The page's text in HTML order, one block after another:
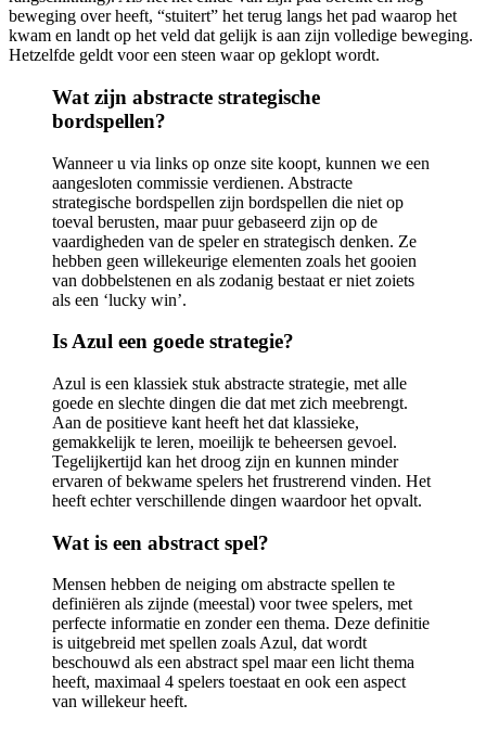
beweging over heeft, “stuitert” het terug langs het pad waarop het
kwam en landt op het veld dat gelijk is aan zijn volledige beweging.
Hetzelfde geldt voor een steen waar op geklopt wordt.
Wat zijn abstracte strategische
bordspellen?
Wanneer u via links op onze site koopt, kunnen we een
aangesloten commissie verdienen. Abstracte
strategische bordspellen zijn bordspellen die niet op
toeval berusten, maar puur gebaseerd zijn op de
vaardigheden van de speler en strategisch denken. Ze
hebben geen willekeurige elementen zoals het gooien
van dobbelstenen en als zodanig bestaat er niet zoiets
als een ‘lucky win’.
Is Azul een goede strategie?
Azul is een klassiek stuk abstracte strategie, met alle
goede en slechte dingen die dat met zich meebrengt.
Aan de positieve kant heeft het dat klassieke,
gemakkelijk te leren, moeilijk te beheersen gevoel.
Tegelijkertijd kan het droog zijn en kunnen minder
ervaren of bekwame spelers het frustrerend vinden. Het
heeft echter verschillende dingen waardoor het opvalt.
Wat is een abstract spel?
Mensen hebben de neiging om abstracte spellen te
definiëren als zijnde (meestal) voor twee spelers, met
perfecte informatie en zonder een thema. Deze definitie
is uitgebreid met spellen zoals Azul, dat wordt
beschouwd als een abstract spel maar een licht thema
heeft, maximaal 4 spelers toestaat en ook een aspect
van willekeur heeft.